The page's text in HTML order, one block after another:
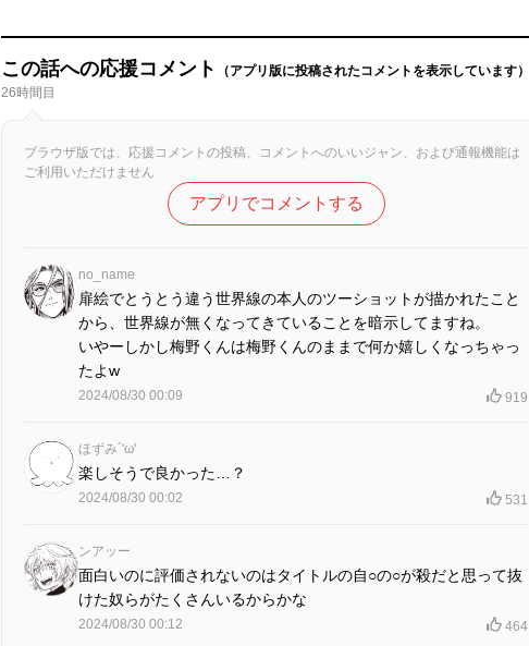
この話への応援コメント
（アプリ版に投稿されたコメントを表示しています）
26時間目
ブラウザ版では、応援コメントの投稿、コメントへのいいジャン、および通報機能は
ご利用いただけません
アプリでコメントする
no_name
扉絵でとうとう違う世界線の本人のツーショットが描かれたこと
から、世界線が無くなってきていることを暗示してますね。
いやーしかし梅野くんは梅野くんのままで何か嬉しくなっちゃっ
たよw
2024/08/30 00:09 919
ほずみ´'ω'
楽しそうで良かった…？
2024/08/30 00:02 531
ンアッー
面白いのに評価されないのはタイトルの自○の○が殺だと思って抜
けた奴らがたくさんいるからかな
2024/08/30 00:12 464